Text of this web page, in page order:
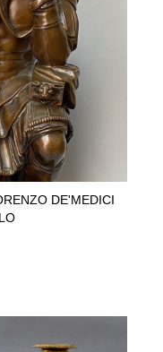
DE'MEDICI